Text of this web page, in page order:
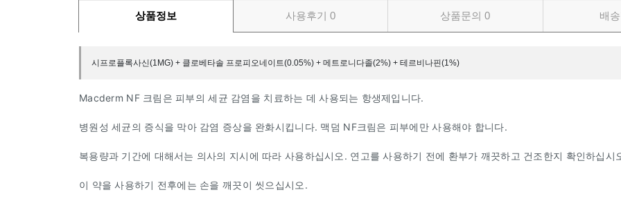
상품정보 사용후기0 상품문의0 배
시프로플록사신(1MG) + 클로베타솔 프로피오네이트(0.05%) + 메트로니다졸(2%) + 테르비나핀(1%)
Macderm NF 크림은 피부의 세균 감염을 치료하는 데 사용되는 항생제입니다.
병원성 세균의 증식을 막아 감염 증상을 완화시킵니다. 맥덤 NF크림은 피부에만 사용해야 합니다.
복용량과 기간에 대해서는 의사의 지시에 따라 사용하십시오. 연고를 사용하기 전에 환부가 깨끗하고 건조한지 확인하십시
이 약을 사용하기 전후에는 손을 깨끗이 씻으십시오.